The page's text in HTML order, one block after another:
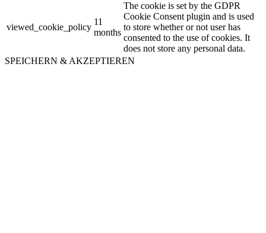
viewed_cookie_policy
11
months
The cookie is set by the GDPR
Cookie Consent plugin and is used
to store whether or not user has
consented to the use of cookies. It
does not store any personal data.
SPEICHERN & AKZEPTIEREN